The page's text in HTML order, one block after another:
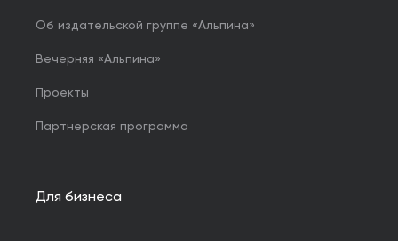
Об издательской группе «Альпина»
Вечерняя «Альпина»
Проекты
Партнерская программа
Для бизнеса